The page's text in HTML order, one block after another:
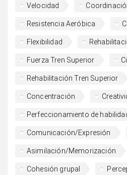
Velocidad
Resistencia Aeróbica
Flexibilidad
Fuerza Tren Superior
Rehabilitación Tren Superior
Concentración
Perfeccionamiento de
Comunicación/Expresión
Asimilación/Memorización
Cohesión grupal